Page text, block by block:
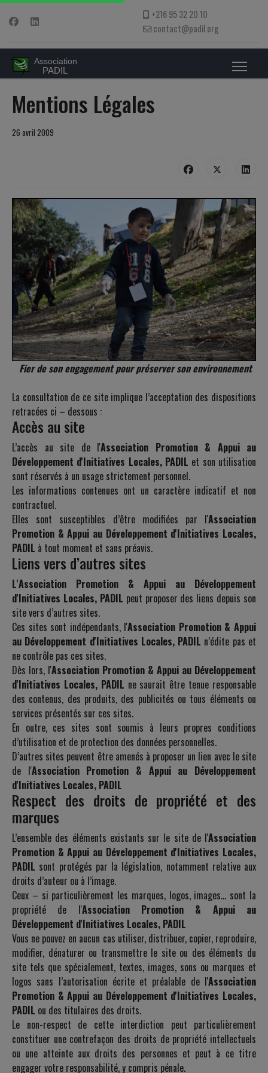
+216 95 32 20 10
contact@padil.org
Mentions Légales
26 avril 2009
Fier de son engagement pour préserver son environnement
La consultation de ce site implique l’acceptation des dispositions
retracées ci – dessous :
Accès au site
L’accès au site de l'Association Promotion & Appui au
Développement d'Initiatives Locales, PADIL et son utilisation
sont réservés à un usage strictement personnel.
Les informations contenues ont un caractère indicatif et non
contractuel.
Elles sont susceptibles d’être modifiées par l'Association
Promotion & Appui au Développement d'Initiatives Locales,
PADIL à tout moment et sans préavis.
Liens vers d’autres sites
L'Association Promotion & Appui au Développement
d'Initiatives Locales, PADIL peut proposer des liens depuis son
site vers d’autres sites.
Ces sites sont indépendants, l'Association Promotion & Appui
au Développement d'Initiatives Locales, PADIL n’édite pas et
ne contrôle pas ces sites.
Dès lors, l'Association Promotion & Appui au Développement
d'Initiatives Locales, PADIL ne saurait être tenue responsable
des contenus, des produits, des publicités ou tous éléments ou
services présentés sur ces sites.
En outre, ces sites sont soumis à leurs propres conditions
d’utilisation et de protection des données personnelles.
D’autres sites peuvent être amenés à proposer un lien avec le site
de l'Association Promotion & Appui au Développement
d'Initiatives Locales, PADIL
Respect des droits de propriété et des
marques
L’ensemble des éléments existants sur le site de l'Association
Promotion & Appui au Développement d'Initiatives Locales,
PADIL sont protégés par la législation, notamment relative aux
droits d’auteur ou à l’image.
Ceux – si particulièrement les marques, logos, images… sont la
propriété de l'Association Promotion & Appui au
Développement d'Initiatives Locales, PADIL
Vous ne pouvez en aucun cas utiliser, distribuer, copier, reproduire,
modifier, dénaturer ou transmettre le site ou des éléments du
site tels que spécialement, textes, images, sons ou marques et
logos sans l’autorisation écrite et préalable de l'Association
Promotion & Appui au Développement d'Initiatives Locales,
PADIL ou des titulaires des droits.
Le non-respect de cette interdiction peut particulièrement
constituer une contrefaçon des droits de propriété intellectuels
ou une atteinte aux droits des personnes et peut à ce titre
engager votre responsabilité, y compris pénale.